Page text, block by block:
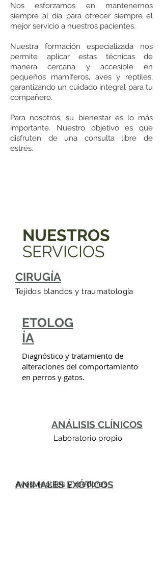
Nos esforzamos en mantenernos
siempre al día para ofrecer siempre el
mejor servicio a nuestros pacientes.
Nuestra formación especializada nos
permite aplicar estas técnicas de
manera cercana y accesible en
pequeños mamíferos, aves y reptiles,
garantizando un cuidado integral para tu
compañero.
Para nosotros, su bienestar es lo más
importante. Nuestro objetivo es que
disfruten de una consulta libre de
estrés.
NUESTROS
SERVICIOS
CIRUGÍA
Tejidos blandos y traumatología
ETOLOG
ÍA
Diagnóstico y tratamiento de
alteraciones del comportamiento
en perros y gatos.
ANÁLISIS CLÍNICOS
Laboratorio propio
ANIMALES EXÓTICOS
Aves, reptiles y roedores